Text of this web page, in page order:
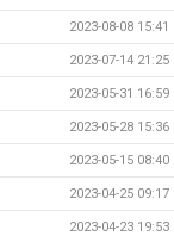
2023-08-08 15:41
2023-07-14 21:25
2023-05-31 16:59
2023-05-28 15:36
2023-05-15 08:40
2023-04-25 09:17
2023-04-23 19:53